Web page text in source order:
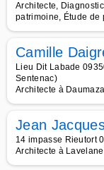
Architecte,
patrimoine, Étude de
Camille
Lieu Dit Labade
Sentenac)
Architecte à
Jean
14 impasse Rieutort
Architecte à